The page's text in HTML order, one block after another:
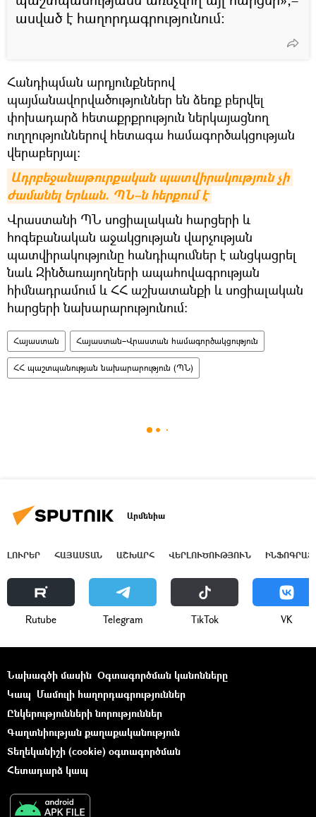
ասված է հաղորդագրությունում։
Հանդիպման արդյունքներով
պայմանավորվածություններ են ձեռք բերվել
փոխադարձ հետաքրքրություն ներկայացնող
ուղղություններով հետագա համագործակցության
վերաբերյալ:
Ադրբեջանաթուրքական պատվիրակություն չի
ժամանել Երևան. ՊՆ–ն հերքում է
Վրաստանի ՊՆ սոցիալական հարցերի և
հոգեբանական աջակցության վարչության
պատվիրակությունը հանդիպումներ է անցկացրել
նաև Զինծառայողների ապահովագրության
հիմնադրամում և ՀՀ աշխատանքի և սոցիալական
հարցերի նախարարությունում։
Հայաստան Հայաստան–Վրաստան համագործակցություն
ՀՀ պաշտպանության նախարարություն (ՊՆ)
Արմենիա
ԼՈՒՐԵՐ ՀԱՅԱՍՏԱՆ ԱՇԽԱՐՀ ՎԵՐԼՈՒԾՈՒԹՅՈՒՆ
Rutube Telegram ТikТоk VK
Նախագծի մասին Օգտագործման կանոնները
Կապ Մամուլի հաղորդագրություններ
Ընկերությունների նորություններ
Գաղտնիության քաղաքականություն
Տեղեկանիշի (cookie) օգտագործման
Հետադարձ կապ